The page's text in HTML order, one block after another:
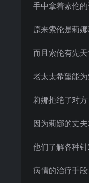
手中拿着索伦
原来索伦是莉
而且索伦有先
老太太希望能
莉娜拒绝了对方
因为莉娜的丈
他们了解各种
病情的治疗手段